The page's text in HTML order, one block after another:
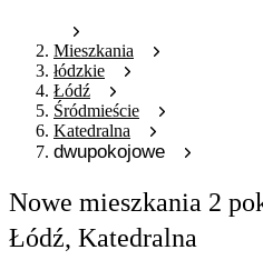
Mieszkania
łódzkie
Łódź
Śródmieście
Katedralna
dwupokojowe
Nowe mieszkania 2
Łódź, Katedralna